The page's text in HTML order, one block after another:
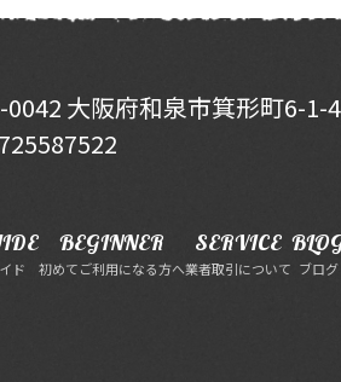
0042 大阪府和泉市箕形町6-1-
ド
BEGINNER
初めてご利用になる方へ
SERVICE
業者取引について ブログ